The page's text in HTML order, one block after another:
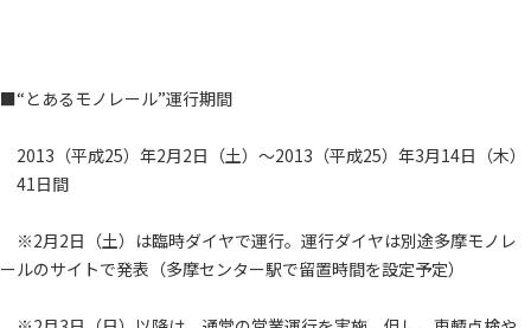
■“とあるモノレール”運行期間
2013（平成25）年2月2日（土）～2013（平成25）年3月14日（木）
41日間
※2月2日（土）は臨時ダイヤで運行。運行ダイヤは別途多摩モノレ
ールのサイトで発表（多摩センター駅で留置時間を設定予定）